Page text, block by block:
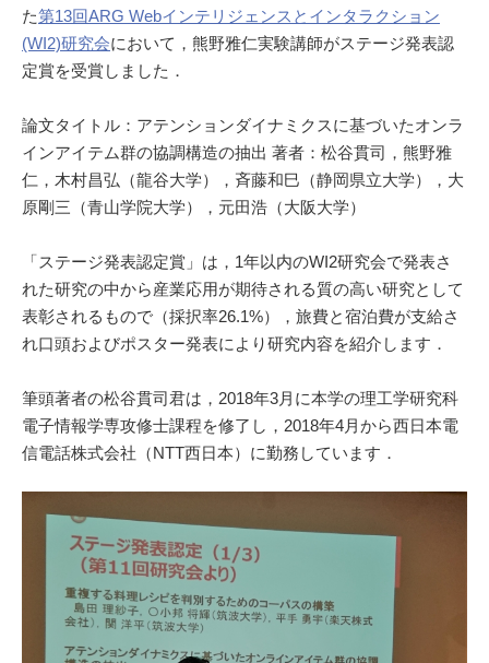
た第13回ARG Webインテリジェンスとインタラクション
(WI2)研究会において，熊野雅仁実験講師がステージ発表認
定賞を受賞しました．
論文タイトル：アテンションダイナミクスに基づいたオンラ
インアイテム群の協調構造の抽出 著者：松谷貫司，熊野雅
仁，木村昌弘（龍谷大学），斉藤和巳（静岡県立大学），大
原剛三（青山学院大学），元田浩（大阪大学）
「ステージ発表認定賞」は，1年以内のWI2研究会で発表さ
れた研究の中から産業応用が期待される質の高い研究として
表彰されるもので（採択率26.1%），旅費と宿泊費が支給さ
れ口頭およびポスター発表により研究内容を紹介します．
筆頭著者の松谷貫司君は，2018年3月に本学の理工学研究科
電子情報学専攻修士課程を修了し，2018年4月から西日本電
信電話株式会社（NTT西日本）に勤務しています．